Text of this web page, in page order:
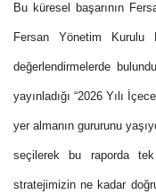
Bu küresel başarının
Fersan Yönetim Kurulu
değerlendirmelerde
yayınladığı “2026 Yılı
yer almanın gururunu
seçilerek bu raporda
stratejimizin ne kadar